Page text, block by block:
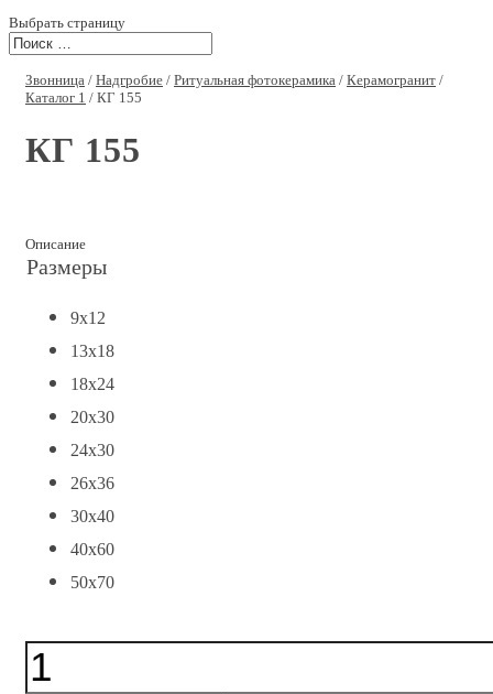
Выбрать страницу
Звонница / Надгробие / Ритуальная фотокерамика / Керамогранит /
Каталог 1 / КГ 155
КГ 155
Описание
Размеры
9x12
13x18
18x24
20x30
24x30
26x36
30x40
40x60
50x70
Количество
КГ
155